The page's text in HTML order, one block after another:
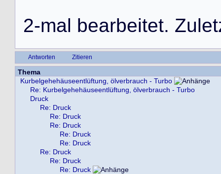
2-mal bearbeitet. Zulet
Antworten Zitieren
Thema
Kurbelgehehäuseentlüftung, ölverbrauch - Turbo
Re: Kurbelgehehäuseentlüftung, ölverbrauch - Turbo
Druck
Re: Druck
Re: Druck
Re: Druck
Re: Druck
Re: Druck
Re: Druck
Re: Druck
Re: Druck